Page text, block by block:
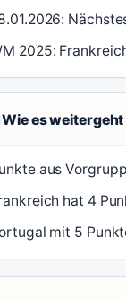
2025:
Wie es weitergeht
aus
hat 4
mit 5